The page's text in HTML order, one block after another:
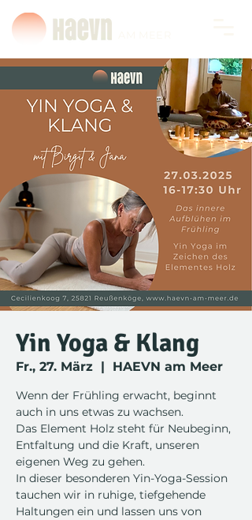
Yin Yoga & Klang
Fr., 27. März
  |
HAEVN am Meer
Wenn der Frühling erwacht, beginnt
auch in uns etwas zu wachsen.
Das Element Holz steht für Neubeginn,
Entfaltung und die Kraft, unseren
eigenen Weg zu gehen.
In dieser besonderen Yin-Yoga-Session
tauchen wir in ruhige, tiefgehende
Haltungen ein und lassen uns von